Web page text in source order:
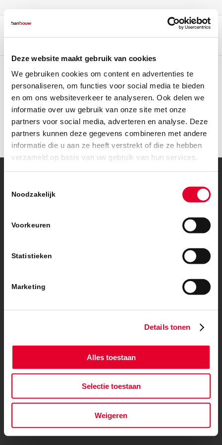
Deze website maakt gebruik van cookies
We gebruiken cookies om content en advertenties te
personaliseren, om functies voor social media te bieden
en om ons websiteverkeer te analyseren. Ook delen we
informatie over uw gebruik van onze site met onze
partners voor social media, adverteren en analyse. Deze
partners kunnen deze gegevens combineren met andere
informatie die u aan ze heeft verstrekt of die ze hebben
verzameld op basis van uw gebruik van hun services.
Noodzakelijk
Voorkeuren
Statistieken
Marketing
Details tonen
Alles toestaan
Selectie toestaan
Weigeren
voorwaarden|Privacybeleid